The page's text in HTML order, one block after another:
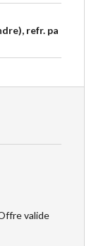
refr. pa
valide